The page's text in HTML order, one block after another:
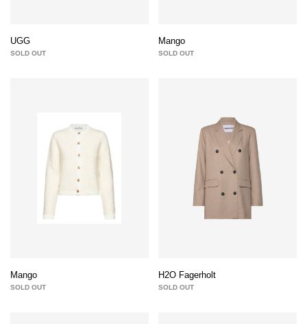
UGG
SOLD OUT
Mango
SOLD OUT
Mango
SOLD OUT
H2O Fagerholt
SOLD OUT